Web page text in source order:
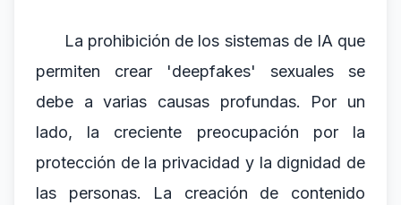
La prohibición de los sistemas de IA que
permiten crear 'deepfakes' sexuales se
debe a varias causas profundas. Por un
lado, la creciente preocupación por la
protección de la privacidad y la dignidad de
las personas. La creación de contenido